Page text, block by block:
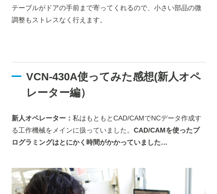
テーブルがドアの手前まで寄ってくれるので、小さい部品の微
調整もストレスなく行えます。
VCN-430A使ってみた感想(新人オペ
レーター編）
新人オペレーター： 私はもともとCAD/CAMでNCデータ作成す
る工作機械をメインに扱っていました。 CAD/CAMを使ったプ
ログラミングはとにかく時間がかかっていました…